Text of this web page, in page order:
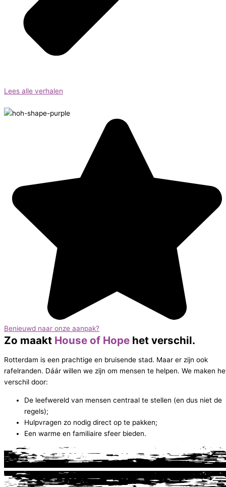
Lees alle verhalen
Benieuwd naar onze aanpak?
Zo maakt House of Hope het verschil.
Rotterdam is een prachtige en bruisende stad. Maar er zijn ook
rafelranden. Dáár willen we zijn om mensen te helpen. We maken
verschil door:
De leefwereld van mensen centraal te stellen (en dus niet de
regels);
Hulpvragen zo nodig direct op te pakken;
Een warme en familiaire sfeer bieden.